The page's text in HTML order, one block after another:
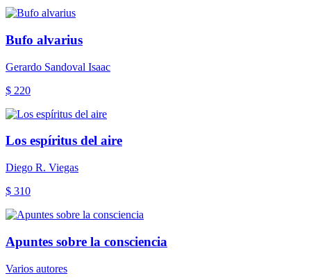
Bufo alvarius
Gerardo Sandoval Isaac
$ 220
Los espíritus del aire
Diego R. Viegas
$ 310
Apuntes sobre la consciencia
Varios autores